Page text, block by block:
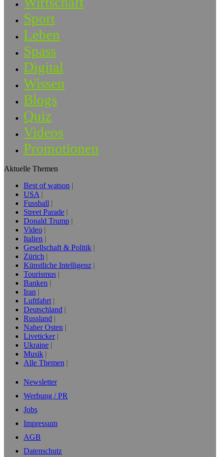
Sport
Leben
Spass
Digital
Wissen
Blogs
Quiz
Videos
Promotionen
Aktuelle Themen
Best of watson
USA
Fussball
Street Parade
Donald Trump
Video
Italien
Gesellschaft & Politik
Zürich
Künstliche Intelligenz
Tourismus
Banken
Iran
Luftfahrt
Deutschland
Russland
Naher Osten
Liveticker
Ukraine
Musik
Alle Themen
Newsletter
Werbung / PR
Jobs
Impressum
AGB
Datenschutz